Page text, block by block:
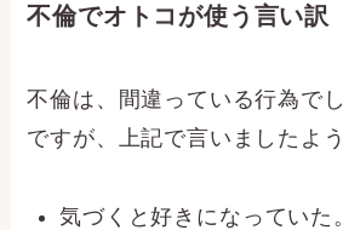
不倫でオトコが使う言い訳
不倫は、間違っている行為で
ですが、上記で言いましたよ
気づくと好きになっていた。